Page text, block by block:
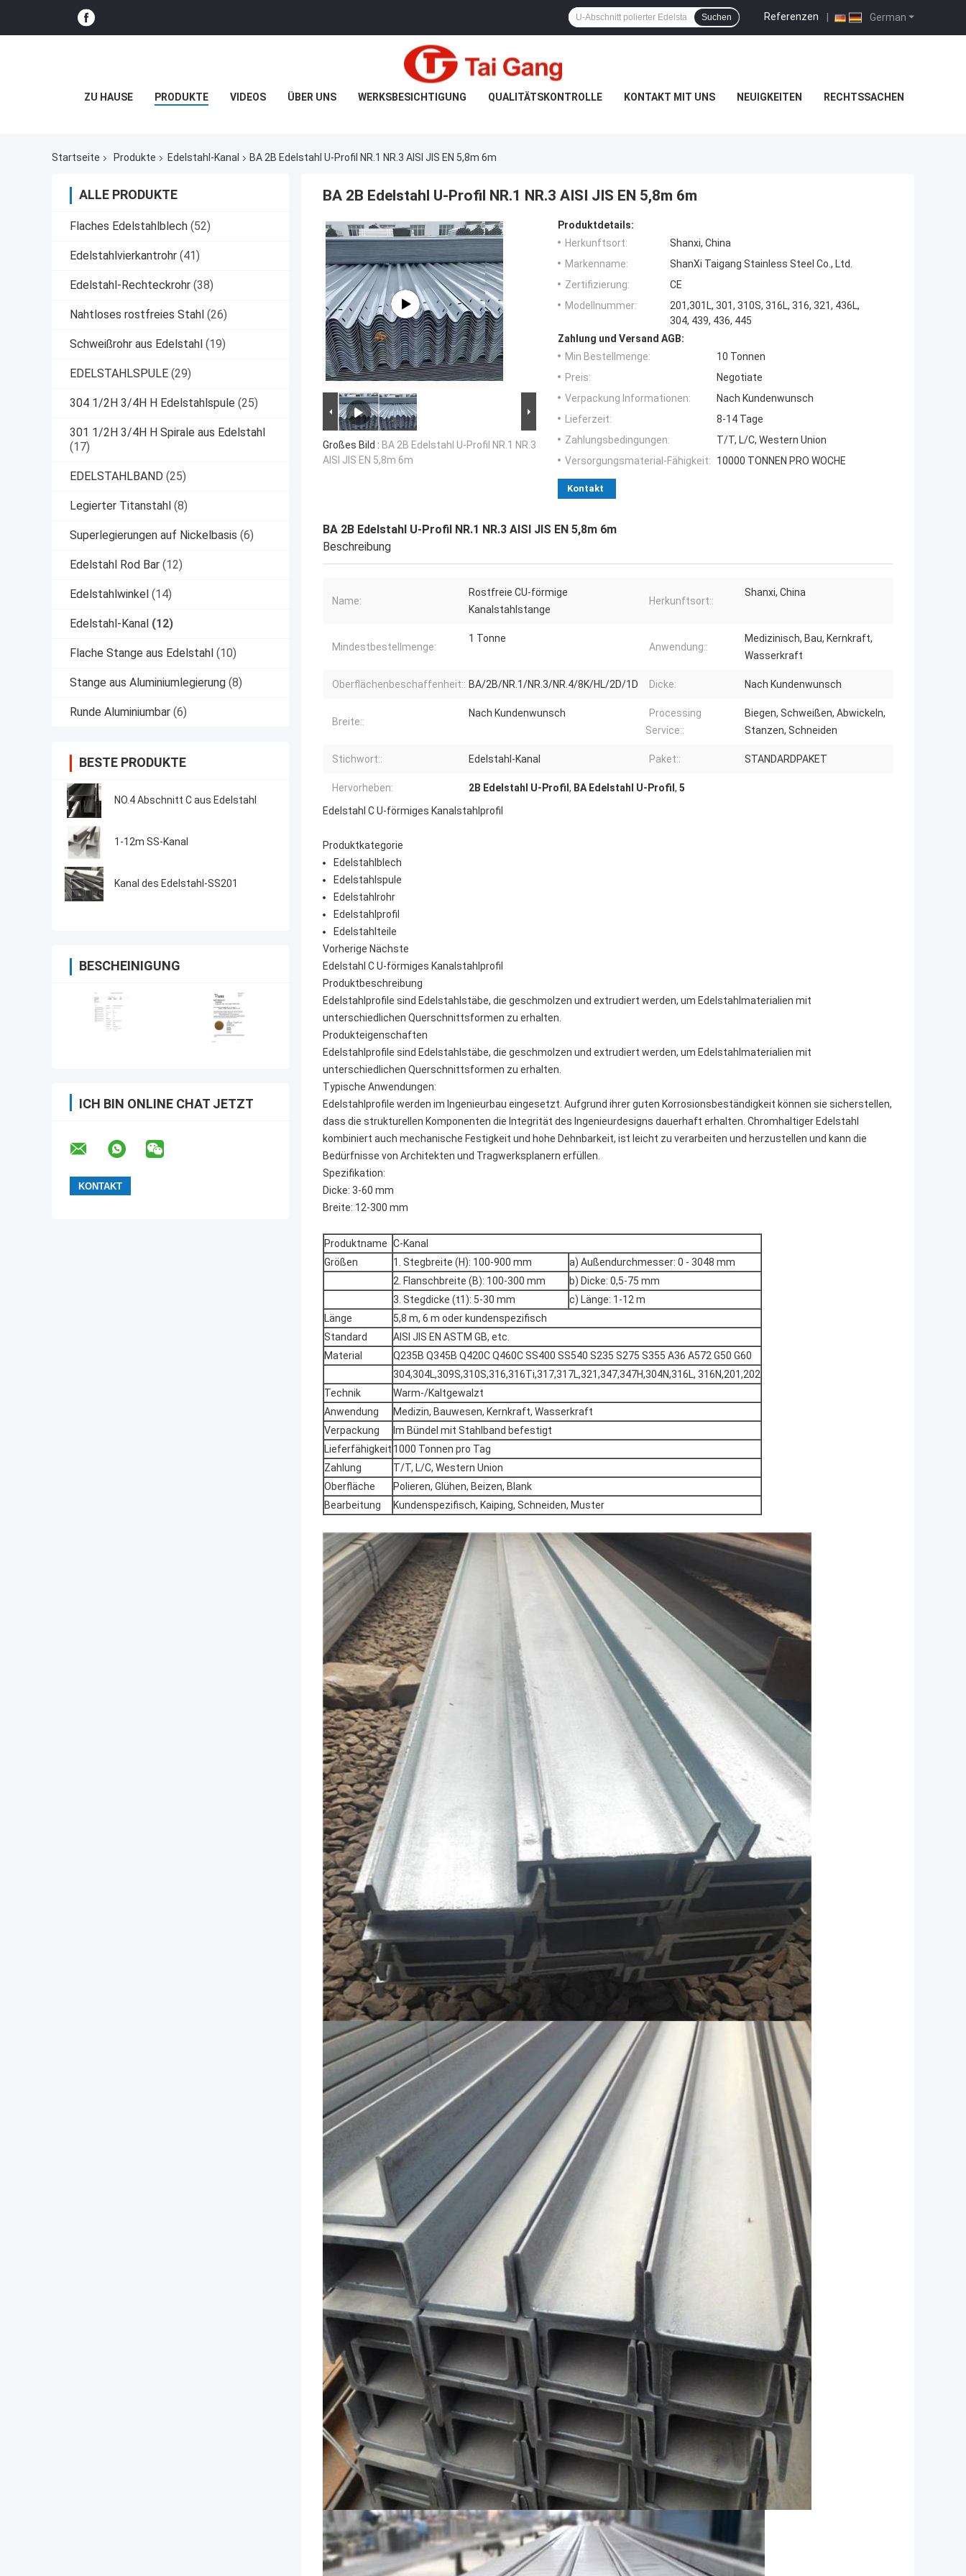
German
Referenzen |
Suchen
ZU HAUSE PRODUKTE VIDEOS ÜBER UNS WERKSBESICHTIGUNG QUALITÄTSKONTROLLE KONTAKT MIT UNS NEUIGKEITEN RECHTSSACHEN
Startseite Produkte Edelstahl-Kanal BA 2B Edelstahl U-Profil NR.1 NR.3 AISI JIS EN 5,8m 6m
ALLE PRODUKTE
Flaches Edelstahlblech (52)
Edelstahlvierkantrohr (41)
Edelstahl-Rechteckrohr (38)
Nahtloses rostfreies Stahl (26)
Schweißrohr aus Edelstahl (19)
EDELSTAHLSPULE (29)
304 1/2H 3/4H H Edelstahlspule (25)
301 1/2H 3/4H H Spirale aus Edelstahl
(17)
EDELSTAHLBAND (25)
Legierter Titanstahl (8)
Superlegierungen auf Nickelbasis (6)
Edelstahl Rod Bar (12)
Edelstahlwinkel (14)
Edelstahl-Kanal (12)
Flache Stange aus Edelstahl (10)
Stange aus Aluminiumlegierung (8)
Runde Aluminiumbar (6)
BESTE PRODUKTE
NO.4 Abschnitt C aus Edelstahl
1-12m SS-Kanal
Kanal des Edelstahl-SS201
BESCHEINIGUNG
ICH BIN ONLINE CHAT JETZT
BA 2B Edelstahl U-Profil NR.1 NR.3 AISI JIS EN 5,8m 6m
Großes Bild : BA 2B Edelstahl U-Profil NR.1 NR.3
AISI JIS EN 5,8m 6m
Produktdetails:
Herkunftsort:
Shanxi, China
Markenname:
ShanXi Taigang Stainless Steel Co., Ltd.
Zertifizierung:
CE
Modellnummer:
201,301L, 301, 310S, 316L, 316, 321, 436L,
304, 439, 436, 445
Zahlung und Versand AGB:
Min Bestellmenge:
10 Tonnen
Preis:
Negotiate
Verpackung Informationen:
Nach Kundenwunsch
Lieferzeit:
8-14 Tage
Zahlungsbedingungen:
T/T, L/C, Western Union
Versorgungsmaterial-Fähigkeit:
10000 TONNEN PRO WOCHE
Kontakt
BA 2B Edelstahl U-Profil NR.1 NR.3 AISI JIS EN 5,8m 6m
Beschreibung
Name:
Rostfreie CU-förmige
Kanalstahlstange
Herkunftsort::
Shanxi, China
Mindestbestellmenge:
1 Tonne
Anwendung::
Medizinisch, Bau, Kernkraft,
Wasserkraft
Oberflächenbeschaffenheit:: BA/2B/NR.1/NR.3/NR.4/8K/HL/2D/1D Dicke: Nach Kundenwunsch
Breite::
Nach Kundenwunsch
Processing
Service::
Biegen, Schweißen, Abwickeln,
Stanzen, Schneiden
Stichwort:: Edelstahl-Kanal Paket:: STANDARDPAKET
Hervorheben: 2B Edelstahl U-Profil , BA Edelstahl U-Profil , 5
Edelstahl C U-förmiges Kanalstahlprofil
Produktkategorie
Edelstahlblech
Edelstahlspule
Edelstahlrohr
Edelstahlprofil
Edelstahlteile
Vorherige Nächste
Edelstahl C U-förmiges Kanalstahlprofil
Produktbeschreibung
Edelstahlprofile sind Edelstahlstäbe, die geschmolzen und extrudiert werden, um Edelstahlmaterialien mit
unterschiedlichen Querschnittsformen zu erhalten.
Produkteigenschaften
Edelstahlprofile sind Edelstahlstäbe, die geschmolzen und extrudiert werden, um Edelstahlmaterialien mit
unterschiedlichen Querschnittsformen zu erhalten.
Typische Anwendungen:
Edelstahlprofile werden im Ingenieurbau eingesetzt. Aufgrund ihrer guten Korrosionsbeständigkeit können sie sicherstellen,
dass die strukturellen Komponenten die Integrität des Ingenieurdesigns dauerhaft erhalten. Chromhaltiger Edelstahl
kombiniert auch mechanische Festigkeit und hohe Dehnbarkeit, ist leicht zu verarbeiten und herzustellen und kann die
Bedürfnisse von Architekten und Tragwerksplanern erfüllen.
Spezifikation:
Dicke: 3-60 mm
Breite: 12-300 mm
Produktname C-Kanal
Größen
1. Stegbreite (H): 100-900 mm
a) Außendurchmesser: 0 - 3048 mm
2. Flanschbreite (B): 100-300 mm
b) Dicke: 0,5-75 mm
3. Stegdicke (t1): 5-30 mm
c) Länge: 1-12 m
Länge
5,8 m, 6 m oder kundenspezifisch
Standard
AISI JIS EN ASTM GB, etc.
Material
Q235B Q345B Q420C Q460C SS400 SS540 S235 S275 S355 A36 A572 G50 G60
304,304L,309S,310S,316,316Ti,317,317L,321,347,347H,304N,316L, 316N,201,202
Technik
Warm-/Kaltgewalzt
Anwendung
Medizin, Bauwesen, Kernkraft, Wasserkraft
Verpackung
Im Bündel mit Stahlband befestigt
Lieferfähigkeit 1000 Tonnen pro Tag
Zahlung
T/T, L/C, Western Union
Oberfläche
Polieren, Glühen, Beizen, Blank
Bearbeitung
Kundenspezifisch, Kaiping, Schneiden, Muster